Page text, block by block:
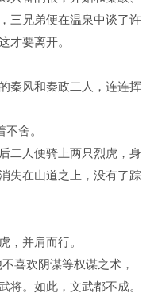
三兄弟便在温泉中谈了许
才要离开。
风和秦政二人，连连挥
舍。
人便骑上两只烈虎，身
失在山道之上，没有了踪
并肩而行。
喜欢阴谋等权谋之术，
将。如此，文武都不成。